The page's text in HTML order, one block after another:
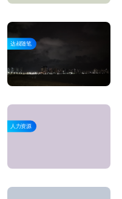
达叔随笔
人力资源